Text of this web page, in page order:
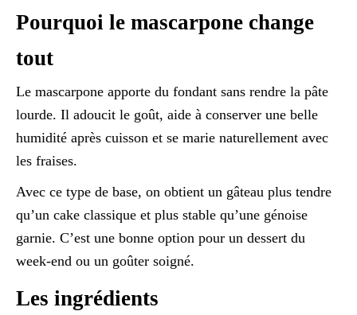
Pourquoi le mascarpone change
tout
Le mascarpone apporte du fondant sans rendre la pâte
lourde. Il adoucit le goût, aide à conserver une belle
humidité après cuisson et se marie naturellement avec
les fraises.
Avec ce type de base, on obtient un gâteau plus tendre
qu’un cake classique et plus stable qu’une génoise
garnie. C’est une bonne option pour un dessert du
week-end ou un goûter soigné.
Les ingrédients